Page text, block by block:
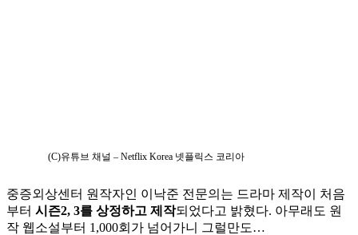
(C)유튜브 채널 – Netflix Korea 넷플릭스 코리아
중증외상센터 원작자인 이낙준 전문의는 드라마 제작이 처음
부터 시즌2, 3를 상정하고 제작되었다고 밝혔다. 아무래도 원
작 웹소설부터 1,000회가 넘어가니 그럴만도…